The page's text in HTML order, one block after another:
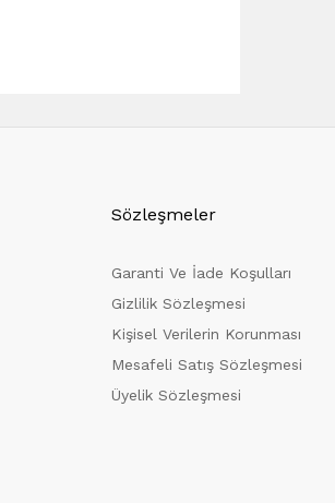
Sözleşmeler
Garanti Ve İade Koşulları
Gizlilik Sözleşmesi
Kişisel Verilerin Korunması
Mesafeli Satış Sözleşmesi
Üyelik Sözleşmesi